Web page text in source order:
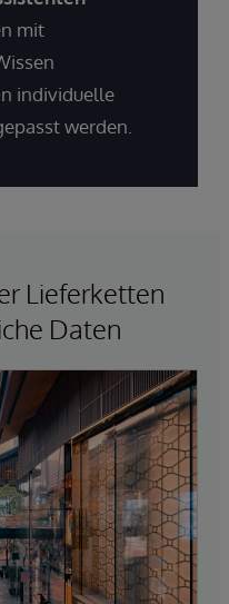
mit
individuelle
werden.
Lieferketten
Daten